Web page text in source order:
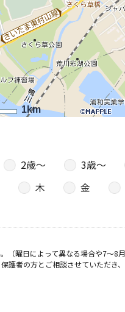
1km
2歳〜 3歳〜
木 金
曜日によって異なる場合や7～8
者の方とご相談させていただき、